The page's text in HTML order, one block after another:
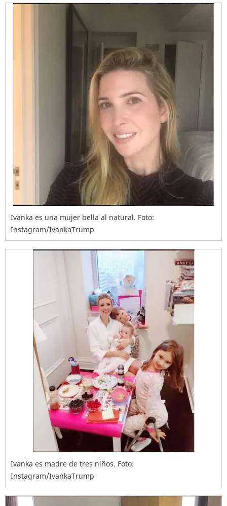
Ivanka es una mujer bella al natural. Foto:
Instagram/IvankaTrump
Ivanka es madre de tres niños. Foto:
Instagram/IvankaTrump